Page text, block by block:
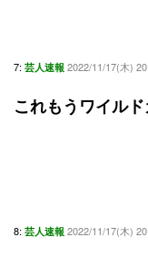
7: 芸人速報 2022/11/17(木)
これもうワイル
8: 芸人速報 2022/11/17(木)